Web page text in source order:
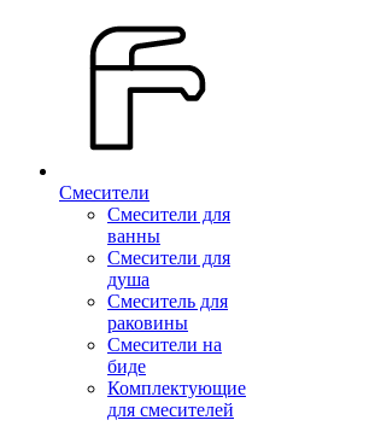
Смесители
Смесители для
ванны
Смесители для
душа
Смеситель для
раковины
Смесители на
биде
Комплектующие
для смесителей